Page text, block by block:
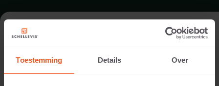
Toestemming Details Over
ZWEMBAD IN DEN DUNGEN
Garden designer: